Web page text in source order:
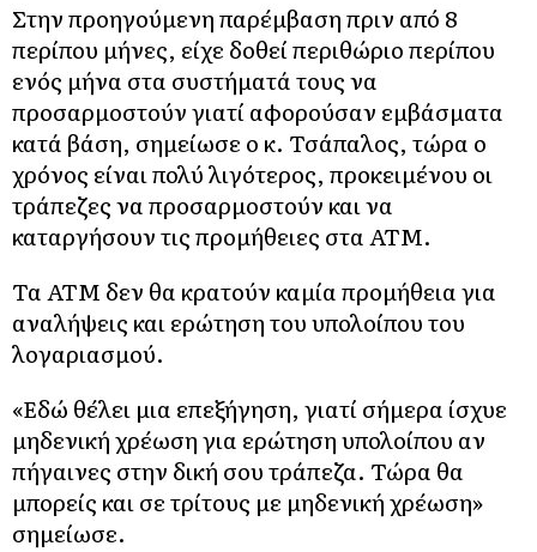
Στην προηγούμενη παρέμβαση πριν από 8
περίπου μήνες, είχε δοθεί περιθώριο περίπου
ενός μήνα στα συστήματά τους να
προσαρμοστούν γιατί αφορούσαν εμβάσματα
κατά βάση, σημείωσε ο κ. Τσάπαλος, τώρα ο
χρόνος είναι πολύ λιγότερος, προκειμένου οι
τράπεζες να προσαρμοστούν και να
καταργήσουν τις προμήθειες στα ΑΤΜ.
Τα ΑΤΜ δεν θα κρατούν καμία προμήθεια για
αναλήψεις και ερώτηση του υπολοίπου του
λογαριασμού.
«Εδώ θέλει μια επεξήγηση, γιατί σήμερα ίσχυε
μηδενική χρέωση για ερώτηση υπολοίπου αν
πήγαινες στην δική σου τράπεζα. Τώρα θα
μπορείς και σε τρίτους με μηδενική χρέωση»
σημείωσε.